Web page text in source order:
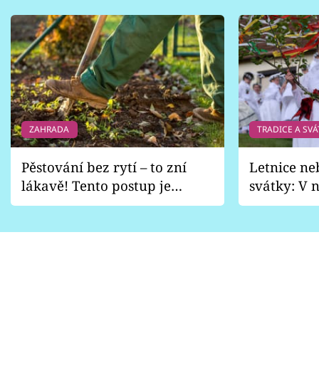
ZAHRADA
Pěstování bez rytí – to zní
lákavě! Tento postup je
vhodný jen pro některé
TRADICE A
Letnice
svátky: V
pondělí